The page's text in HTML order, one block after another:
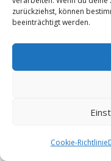
zurückziehst, können
beeinträchtigt werden.
Cookie-Richtlinie
Abtsbessingen
Krauthausen bei
Eisenach
Helmsdorf bei